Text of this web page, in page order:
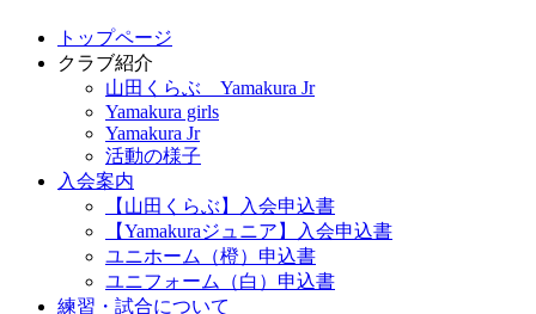
トップページ
クラブ紹介
山田くらぶ Yamakura Jr
Yamakura girls
Yamakura Jr
活動の様子
入会案内
【山田くらぶ】入会申込書
【Yamakuraジュニア】入会申込書
ユニホーム（橙）申込書
ユニフォーム（白）申込書
練習・試合について